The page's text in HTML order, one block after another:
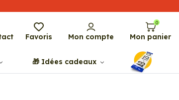
Favoris Mon compte
0
Mon panier
🎁​ Idées cadeaux